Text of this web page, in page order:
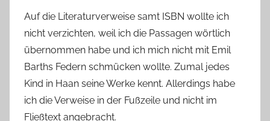
Auf die Literaturverweise samt ISBN wollte ich
nicht verzichten, weil ich die Passagen wörtlich
übernommen habe und ich mich nicht mit Emil
Barths Federn schmücken wollte. Zumal jedes
Kind in Haan seine Werke kennt. Allerdings habe
ich die Verweise in der Fußzeile und nicht im
Fließtext angebracht.